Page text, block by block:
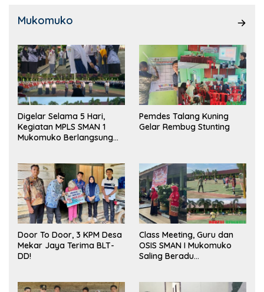
Mukomuko
Digelar Selama 5 Hari,
Kegiatan MPLS SMAN 1
Mukomuko Berlangsung
Pemdes Talang Kuning
Gelar Rembug Stunting
Door To Door, 3 KPM Desa
Mekar Jaya Terima BLT-
DD!
Class Meeting, Guru dan
OSIS SMAN I Mukomuko
Saling Beradu